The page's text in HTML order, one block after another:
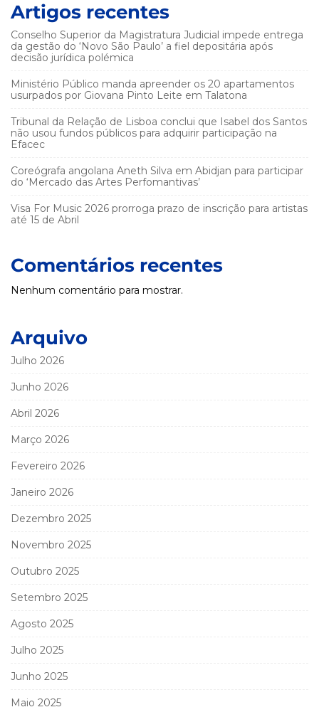
Artigos recentes
Conselho Superior da Magistratura Judicial impede entrega
da gestão do ‘Novo São Paulo’ a fiel depositária após
decisão jurídica polémica
Ministério Público manda apreender os 20 apartamentos
usurpados por Giovana Pinto Leite em Talatona
Tribunal da Relação de Lisboa conclui que Isabel dos Santos
não usou fundos públicos para adquirir participação na
Efacec
Coreógrafa angolana Aneth Silva em Abidjan para participar
do ‘Mercado das Artes Perfomantivas’
Visa For Music 2026 prorroga prazo de inscrição para artistas
até 15 de Abril
Comentários recentes
Nenhum comentário para mostrar.
Arquivo
Julho 2026
Junho 2026
Abril 2026
Março 2026
Fevereiro 2026
Janeiro 2026
Dezembro 2025
Novembro 2025
Outubro 2025
Setembro 2025
Agosto 2025
Julho 2025
Junho 2025
Maio 2025